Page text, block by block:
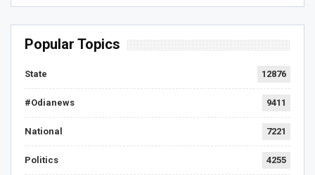
Popular Topics
State 12876
#Odianews 9411
National 7221
Politics 4255